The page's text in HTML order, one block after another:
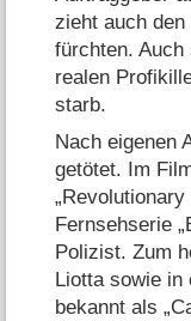
zieht auch
fürchten. Auch
realen
starb.
Nach eigenen
getötet. Im
Fernsehserie
Polizist. Zum
Liotta sowie
bekannt als